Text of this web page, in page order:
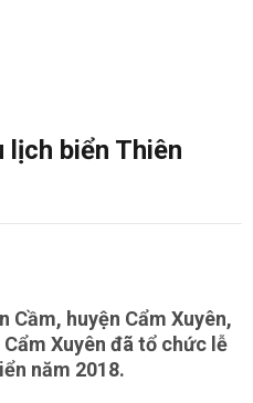
lịch biển Thiên
Cầm, huyện Cẩm Xuyên,
Xuyên đã tổ chức lễ
năm 2018.